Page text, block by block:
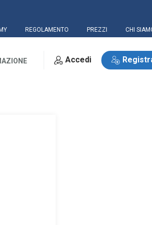
REGOLAMENTO PREZZI CHI
Accedi